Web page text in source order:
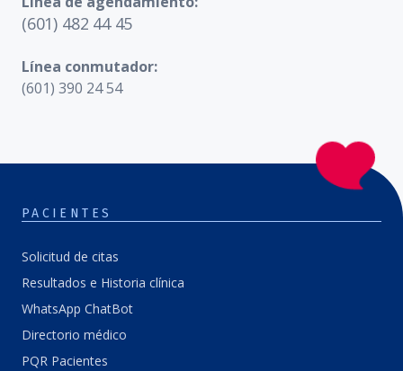
(601) 482 44 45
Línea conmutador:
(601) 390 24 54
PACIENTES
Solicitud de citas
Resultados e Historia clínica
WhatsApp ChatBot
Directorio médico
PQR Pacientes